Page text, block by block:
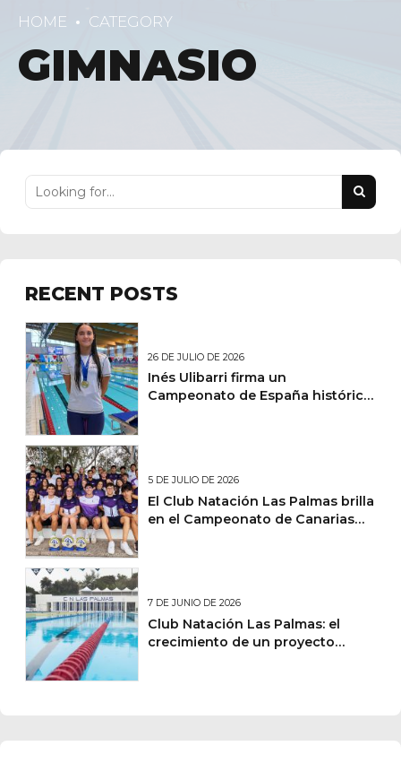
HOME CATEGORY
GIMNASIO
RECENT POSTS
26 DE JULIO DE 2026
Inés Ulibarri firma un
Campeonato de España histórico
5 DE JULIO DE 2026
El Club Natación Las Palmas brilla
en el Campeonato de Canarias
7 DE JUNIO DE 2026
Club Natación Las Palmas: el
crecimiento de un proyecto